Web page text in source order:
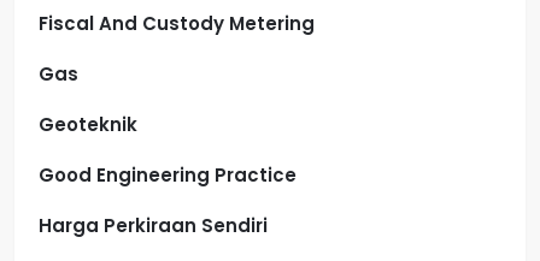
Fiscal And Custody Metering
Gas
Geoteknik
Good Engineering Practice
Harga Perkiraan Sendiri